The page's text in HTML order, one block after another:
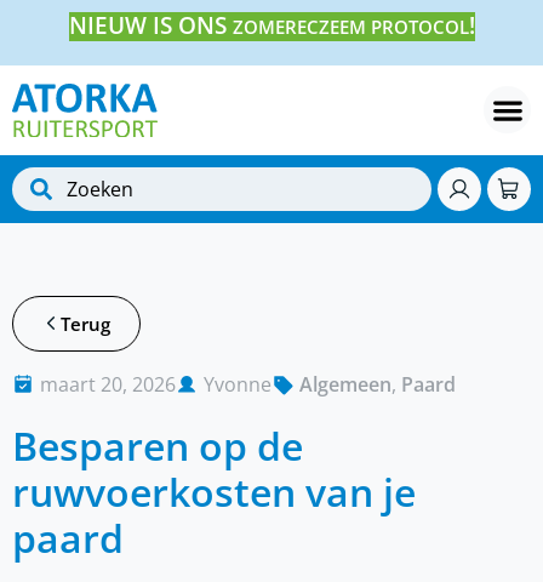
NIEUW IS ONS ZOMERECZEEM PROTOCOL!
Terug
maart 20, 2026 Yvonne Algemeen, Paard
Besparen op de
ruwvoerkosten van je
paard